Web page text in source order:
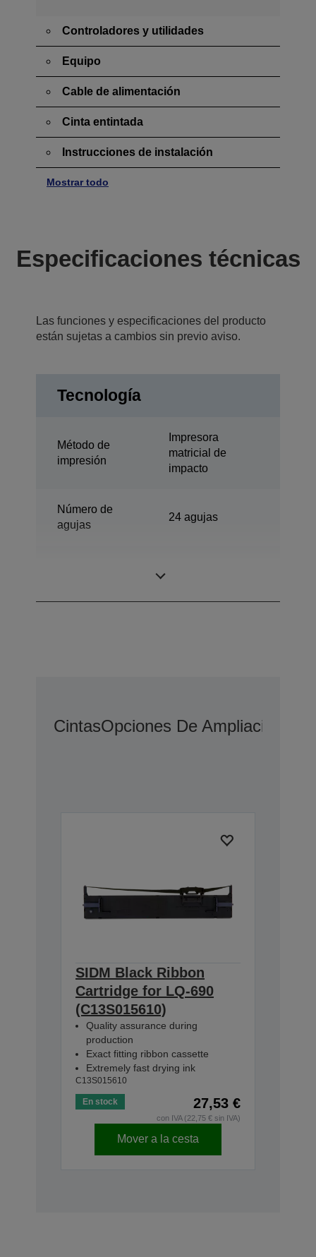
Controladores y utilidades
Equipo
Cable de alimentación
Cinta entintada
Instrucciones de instalación
Mostrar todo
Especificaciones técnicas
Las funciones y especificaciones del producto
están sujetas a cambios sin previo aviso.
Tecnología
Método de
impresión
Impresora
matricial de
impacto
Número de
agujas
24 agujas
CintasOpciones De Ampliación
SIDM Black Ribbon
Cartridge for LQ-690
(C13S015610)
Quality assurance during
production
Exact fitting ribbon cassette
Extremely fast drying ink
C13S015610
En stock 27,53 €
con IVA (22,75 € sin IVA)
Mover a la cesta